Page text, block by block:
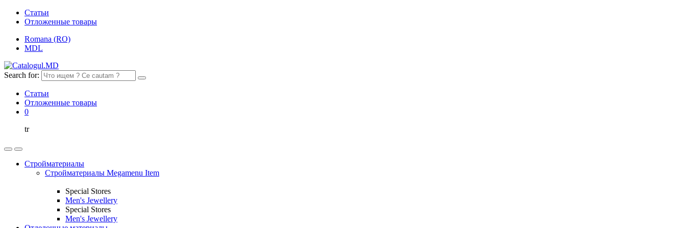
Статьи
Отложенные товары
Romana (RO)
MDL
Search for:
Статьи
Отложенные товары
0
tr
Стройматериалы
Стройматериалы Megamenu Item
Special Stores
Men's Jewellery
Special Stores
Men's Jewellery